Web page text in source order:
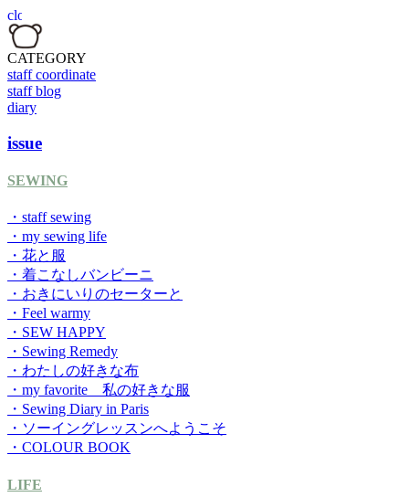
CATEGORY
staff coordinate
staff blog
diary
issue
SEWING
・staff sewing
・my sewing life
・花と服
・着こなしバンビーニ
・おきにいりのセーターと
・Feel warmy
・SEW HAPPY
・Sewing Remedy
・わたしの好きな布
・my favorite 私の好きな服
・Sewing Diary in Paris
・ソーイングレッスンへようこそ
・COLOUR BOOK
LIFE